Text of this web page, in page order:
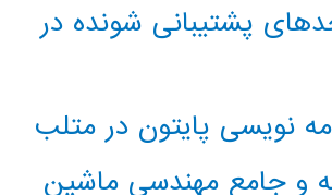
پشتیبانی شونده در
نویسی پایتون در متلب
و جامع مهندسی ماشین